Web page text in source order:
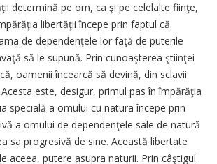
determină pe om, ca şi pe celelalte fiinţe,
libertăţii începe prin faptul că
de dependenţele lor faţă de puterile
să le supună. Prin cunoaşterea ştiinţei
oamenii încearcă să devină, din sclavii
este, desigur, primul pas în împărăţia
specială a omului cu natura începe prin
a omului de dependenţele sale de natură
sa progresivă de sine. Această libertate
aceea, putere asupra naturii. Prin câştigul